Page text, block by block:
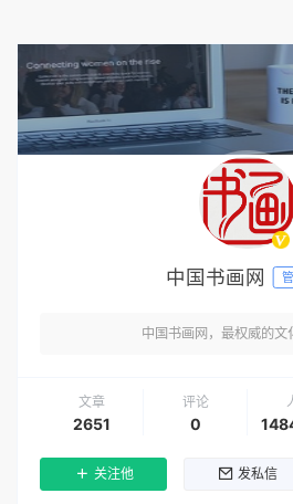
中国书画网
中国书画网，最权威的文
文章
2651
评论
0
关注他 发私信